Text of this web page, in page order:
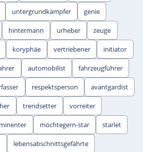
untergrundkämpfer genie
hintermann urheber zeuge
koryphäe vertriebener initiator
automobilist fahrzeugführer
respektsperson avantgardist
trendsetter vorreiter
möchtegern-star starlet
lebensabschnittsgefährte